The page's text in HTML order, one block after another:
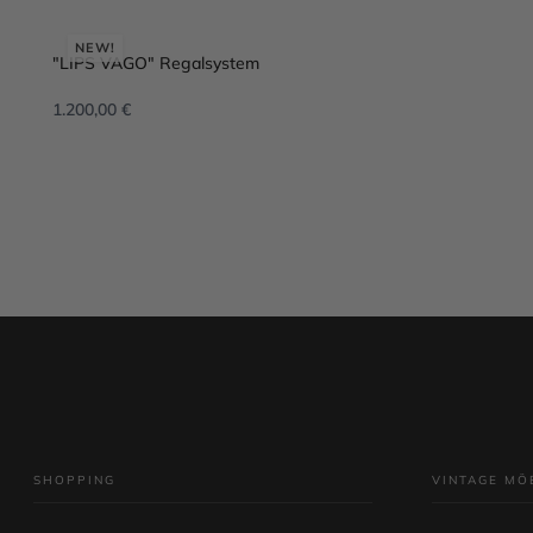
NEW!
"LIPS VAGO" Regalsystem
1.200,00 €
SHOPPING VINTAGE